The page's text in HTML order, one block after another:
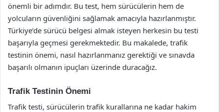
önemli bir adımdır. Bu test, hem sürücülerin hem de
yolcuların güvenliğini sağlamak amacıyla hazırlanmıştır.
Türkiye’de sürücü belgesi almak isteyen herkesin bu testi
başarıyla geçmesi gerekmektedir. Bu makalede, trafik
testinin önemi, nasıl hazırlanmanız gerektiği ve sınavda
başarılı olmanın ipuçları üzerinde duracağız.
Trafik Testinin Önemi
Trafik testi, sürücülerin trafik kurallarına ne kadar hakim